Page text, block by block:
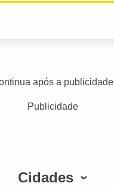
após a publicidade
Publicidade
Cidades